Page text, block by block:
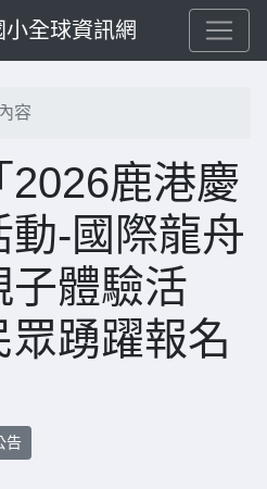
全球資訊網
容
鹿港慶
動-國際龍舟
子體驗活
踴躍報名
告